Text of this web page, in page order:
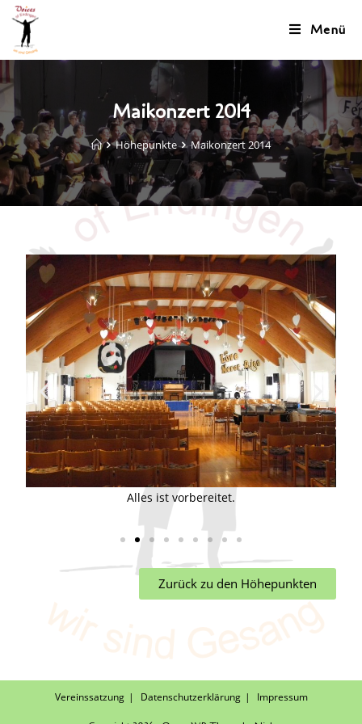
Menü
Maikonzert 2014
Höhepunkte Maikonzert 2014
Alles ist vorbereitet.
Zurück zu den Höhepunkten
Vereinssatzung Datenschutzerklärung Impressum